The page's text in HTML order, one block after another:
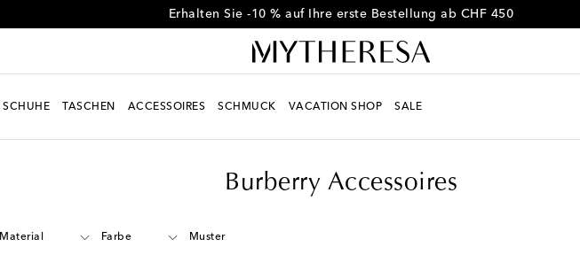
Erhalten Sie -10 % auf Ihre erste Bestellung ab CHF 450
SCHUHE TASCHEN ACCESSOIRES SCHMUCK VACATION SHOP SALE
Burberry Accessoires
Material Farbe Muster